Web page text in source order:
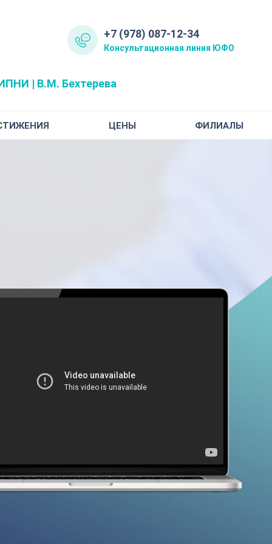
+7 (978) 087-12-34
Консультационная линия ЮФО
| В.М. Бехтерева
ЦЕНЫ ФИЛИАЛЫ